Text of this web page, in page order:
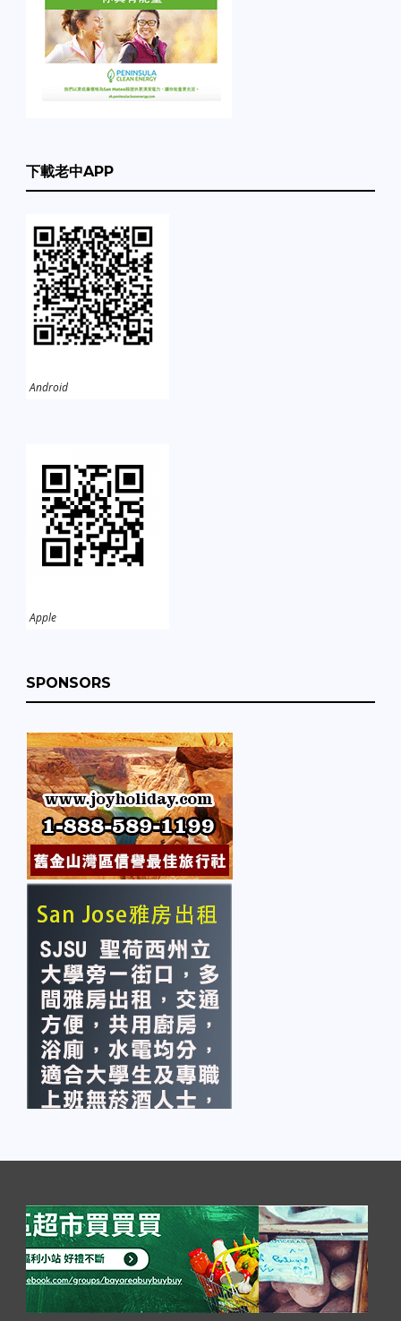
下載老中APP
Android
Apple
SPONSORS